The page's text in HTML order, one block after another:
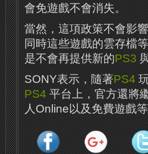
會免遊戲不會消失。
當然，這項政策不會影
同時這些遊戲的雲存檔
是不會再提供新的PS3
SONY表示，隨著PS4
PS4 平台上，官方還將
人Online以及免費遊戲等